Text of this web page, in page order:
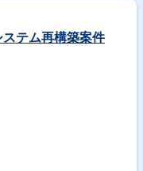
テム再構築案件